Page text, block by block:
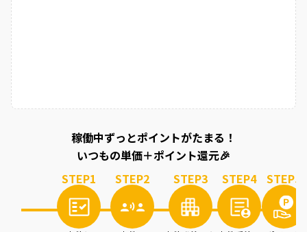
稼働中ずっとポイントがたまる！
いつもの単価＋ポイント還元🎉
STEP1 STEP2 STEP3 STEP4 STEP5